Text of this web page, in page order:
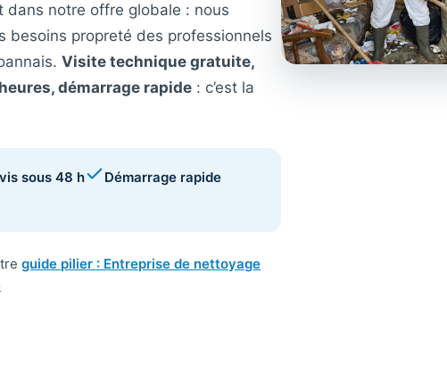
dans notre offre globale : nous
besoins propreté des professionnels
Visite technique gratuite,
démarrage rapide : c’est la
sous 48 h
Démarrage rapide
guide pilier : Entreprise de nettoyage